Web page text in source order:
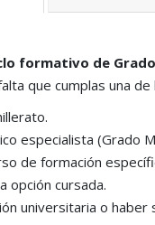
formativo de
que cumplas una
especialista (Grado
de formación
opción cursada.
universitaria o